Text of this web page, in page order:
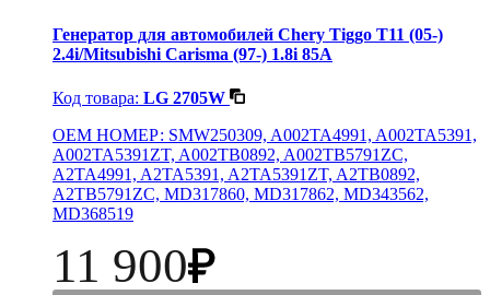
Генератор для автомобилей Chery Tiggo T11 (05-)
2.4i/Mitsubishi Carisma (97-) 1.8i 85A
Код товара: LG 2705W
OEM НОМЕР: SMW250309, A002TA4991, A002TA5391,
A002TA5391ZT, A002TB0892, A002TB5791ZC,
A2TA4991, A2TA5391, A2TA5391ZT, A2TB0892,
A2TB5791ZC, MD317860, MD317862, MD343562,
MD368519
11 900